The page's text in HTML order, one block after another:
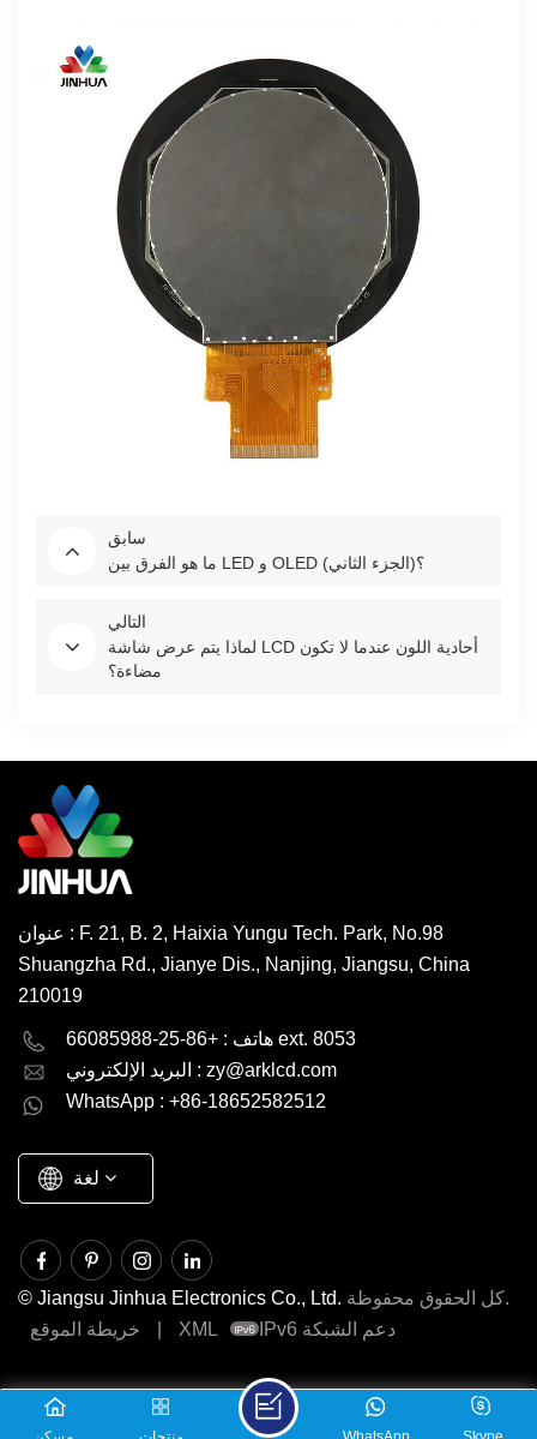
سابق
ما هو الفرق بين LED و OLED (الجزء الثاني)؟
التالي
لماذا يتم عرض شاشة LCD أحادية اللون عندما لا تكون
مضاءة؟
عنوان : F. 21, B. 2, Haixia Yungu Tech. Park, No.98
Shuangzha Rd., Jianye Dis., Nanjing, Jiangsu, China
210019
هاتف : +86-25-66085988 ext. 8053
البريد الإلكتروني : zy@arklcd.com
WhatsApp : +86-18652582512
لغة
English Deutsch
русский español
العربية
© Jiangsu Jinhua Electronics Co., Ltd.
كل الحقوق محفوظة.
خريطة الموقع
XML IPv6 دعم الشبكة